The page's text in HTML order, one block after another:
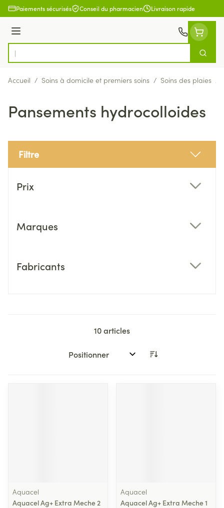
Aller au contenu
Paiements sécurisés Conseil du pharmacien Livraison rapide
Menu
Rechercher
Accueil / Soins à domicile et premiers soins / Soins des plaies /
Pansements hydrocolloides
Filtre
Prix
Marques
Fabricants
10articles
Trier par:
Aquacel
Aquacel Ag+ Extra Meche 2
Aquacel
Aquacel Ag+ Extra Meche 1